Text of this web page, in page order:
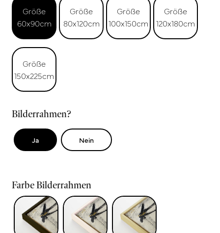
Größe
60x90cm
Größe
80x120cm
Größe
100x150cm
Größe
120x180cm
Größe
150x225cm
Bilderrahmen?
Ja Nein
Farbe Bilderrahmen